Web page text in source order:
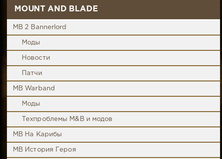
MOUNT AND BLADE
MB 2 Bannerlord
Моды
Новости
Патчи
MB Warband
Моды
Техпроблемы M&B и модов
MB На Карибы
MB История Героя